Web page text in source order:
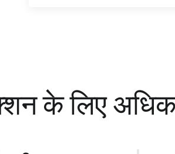
के लिए